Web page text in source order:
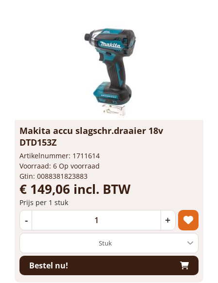
Makita accu slagschr.draaier 18v
DTD153Z
Artikelnummer: 1711614
Voorraad: 6 Op voorraad
Gtin: 0088381823883
€ 149,06 incl. BTW
Prijs per 1 stuk
- +
Bestel nu!